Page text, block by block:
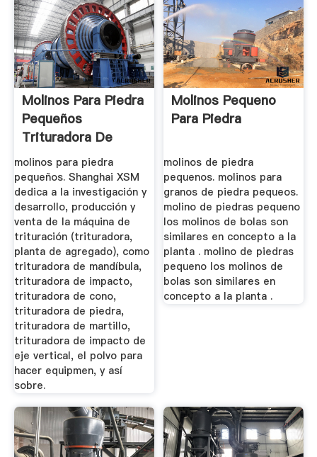
Molinos Para Piedra
Pequeños
Trituradora De
Cono
molinos para piedra
pequeños. Shanghai XSM
dedica a la investigación y
desarrollo, producción y
venta de la máquina de
trituración (trituradora,
planta de agregado), como
trituradora de mandíbula,
trituradora de impacto,
trituradora de cono,
trituradora de piedra,
trituradora de martillo,
trituradora de impacto de
eje vertical, el polvo para
hacer equipmen, y así
sobre.
Molinos Pequeno
Para Piedra
molinos de piedra
pequenos. molinos para
granos de piedra pequeos.
molino de piedras pequeno
los molinos de bolas son
similares en concepto a la
planta . molino de piedras
pequeno los molinos de
bolas son similares en
concepto a la planta .